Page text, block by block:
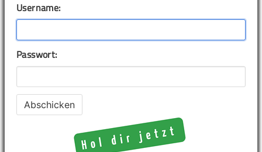
Username:
Passwort: